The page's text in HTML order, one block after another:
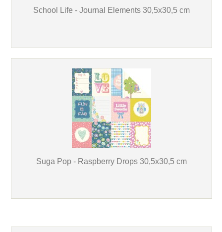
School Life - Journal Elements 30,5x30,5 cm
Suga Pop - Raspberry Drops 30,5x30,5 cm